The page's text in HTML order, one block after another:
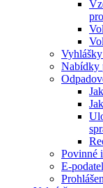
Nabídky
Povinné
E-